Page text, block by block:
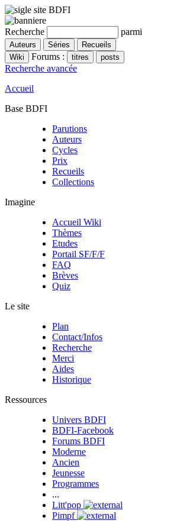
Recherche parmi
Forums :
Recherche avancée
Accueil
Base BDFI
Parutions
Auteurs
Cycles
Prix
Recueils
Collections
Imagine
Accueil Wiki
Thèmes
Etudes
Portail SF/F/F
FAQ
Brèves
Quiz
Le site
Plan
Contact/Infos
Recherche
Merci
Aides
Historique
Ressources
Univers BDFI
BDFI-Facebook
Forums BDFI
Moderne
Ancien
Jeunesse
Programmes
...
Litt'pop
Pimpf